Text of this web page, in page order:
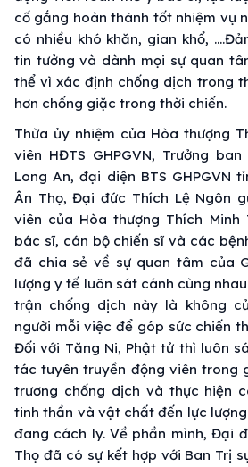
cố gắng hoàn thành tốt nhiệm vụ
có nhiều khó khăn, gian khổ,
tin tưởng và dành mọi sự quan
thể vì xác định chống dịch trong
hơn chống giặc trong thời chiến.
Thừa ủy nhiệm của Hòa thượng
viên HĐTS GHPGVN, Trưởng
Long An, đại diện BTS GHPGVN
Ân Thọ, Đại đức Thích Lệ Ngôn
viên của Hòa thượng Thích
bác sĩ, cán bộ chiến sĩ và các
đã chia sẻ về sự quan tâm của
lượng y tế luôn sát cánh cùng
trận chống dịch này là không
người mỗi việc để góp sức chiến
Đối với Tăng Ni, Phật tử thì luôn
tác tuyên truyền động viên trong
trương chống dịch và thực hiện
tinh thần và vật chất đến lực
đang cách ly. Về phần mình, Đại
Thọ đã có sự kết hợp với Ban Trị